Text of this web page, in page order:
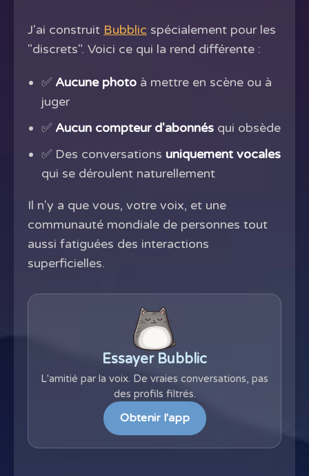
J'ai construit Bubblic spécialement pour les
"discrets". Voici ce qui la rend différente :
✅ Aucune photo à mettre en scène ou à
juger
✅ Aucun compteur d'abonnés qui obsède
✅ Des conversations uniquement vocales
qui se déroulent naturellement
Il n'y a que vous, votre voix, et une
communauté mondiale de personnes tout
aussi fatiguées des interactions
superficielles.
Essayer Bubblic
L'amitié par la voix. De vraies conversations, pas
des profils filtrés.
Obtenir l'app